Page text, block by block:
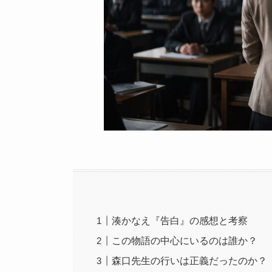
湊かなえ『告白』の感想と考察
この物語の中心にいるのは誰か？
森口先生の行いは正義だったのか？